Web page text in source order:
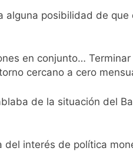
Atrás
bonos y ADR argentinos
Atrás
Atrás
la visita del papa
Atrás
alguna posibilidad de
en conjunto…
cercano a cero
de la situación del
interés de política